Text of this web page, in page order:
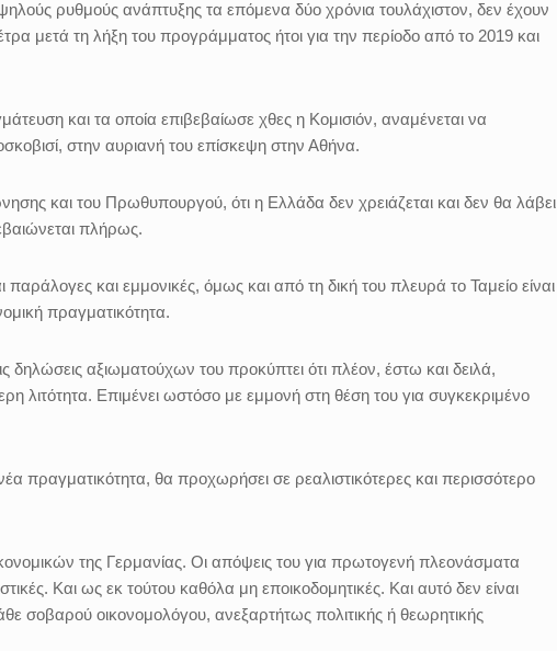
ρυθμούς ανάπτυξης τα επόμενα δύο χρόνια τουλάχιστον, δεν έχουν
μετά τη λήξη του προγράμματος ήτοι για την περίοδο από το 2019 και
και τα οποία επιβεβαίωσε χθες η Κομισιόν, αναμένεται να
στην αυριανή του επίσκεψη στην Αθήνα.
και του Πρωθυπουργού, ότι η Ελλάδα δεν χρειάζεται και δεν θα λάβει
πλήρως.
παράλογες και εμμονικές, όμως και από τη δική του πλευρά το Ταμείο είναι
πραγματικότητα.
αξιωματούχων του προκύπτει ότι πλέον, έστω και δειλά,
λιτότητα. Επιμένει ωστόσο με εμμονή στη θέση του για συγκεκριμένο
πραγματικότητα, θα προχωρήσει σε ρεαλιστικότερες και περισσότερο
της Γερμανίας. Οι απόψεις του για πρωτογενή πλεονάσματα
Και ως εκ τούτου καθόλα μη εποικοδομητικές. Και αυτό δεν είναι
σοβαρού οικονομολόγου, ανεξαρτήτως πολιτικής ή θεωρητικής